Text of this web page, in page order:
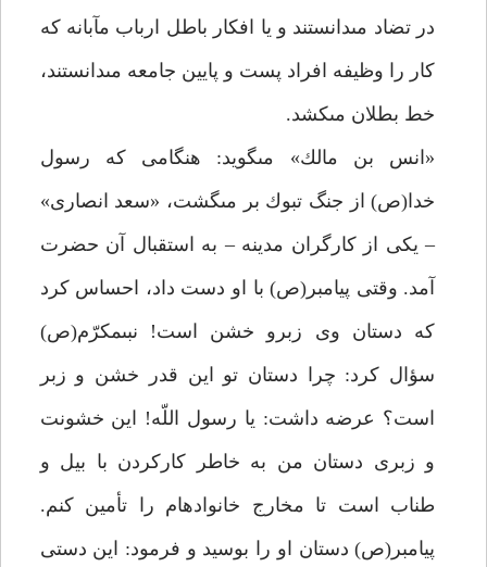
در تضاد مى‏دانستند و يا افكار باطل ارباب مآبانه كه
كار را وظيفه افراد پست و پايين جامعه مى‏دانستند،
خط بطلان مى‏كشد.
«انس بن مالك» مى‏گويد: هنگامى كه رسول
خدا(ص) از جنگ تبوك بر مى‏گشت، «سعد انصارى»
– يكى از كارگران مدينه – به استقبال آن حضرت
آمد. وقتى پيامبر(ص) با او دست داد، احساس كرد
كه دستان وى زبرو خشن است! نبى‏مكرّم(ص)
سؤال كرد: چرا دستان تو اين قدر خشن و زبر
است؟ عرضه داشت: يا رسول اللّه! اين خشونت
و زبرى دستان من به خاطر كاركردن با بيل و
طناب است تا مخارج خانواده‏ام را تأمين كنم.
پيامبر(ص) دستان او را بوسيد و فرمود: اين دستى